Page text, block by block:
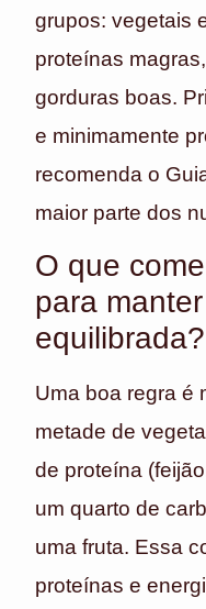
grupos: vegetais
proteínas
gorduras boas.
e minimamente
recomenda o
maior parte dos
O que
para
equilibrada?
Uma boa regra é
metade de
de proteína
um quarto de
uma fruta. Essa
proteínas e